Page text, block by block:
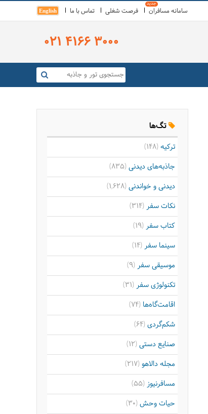
سامانه مسافران فرصت شغلی تماس با ما English
021 4166 3000
تگ‌ها
ترکیه(148)
جاذبه‌های دیدنی(835)
دیدنی و خواندنی(1,628)
نکات سفر (314)
کتاب سفر (19)
سینما سفر (14)
موسیقی سفر (9)
تکنولوژی سفر (31)
اقامت‌گاه‌ها (74)
شکم‌گردی(64)
صنایع دستی(12)
مجله دالاهو(217)
مسافرنیوز (55)
حیات وحش(30)